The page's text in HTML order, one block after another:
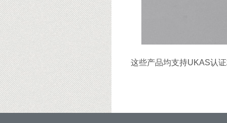
这些产品均支持UKAS认